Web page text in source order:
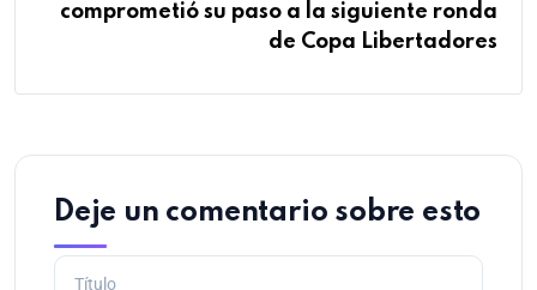
comprometió su paso a la siguiente ronda
de Copa Libertadores
Deje un comentario sobre esto